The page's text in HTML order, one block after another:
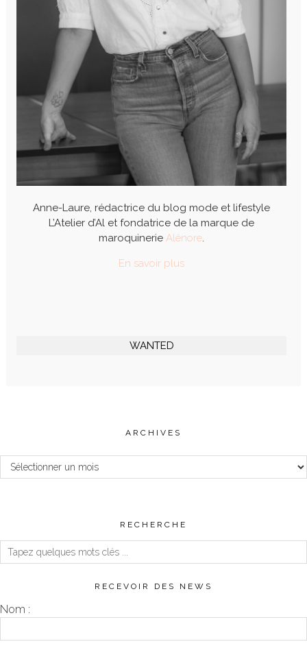
Anne-Laure, rédactrice du blog mode et lifestyle
L’Atelier d’Al et fondatrice de la marque de
maroquinerie Alénore.
En savoir plus
WANTED
ARCHIVES
Archives
RECHERCHE
RECEVOIR DES NEWS
Nom :